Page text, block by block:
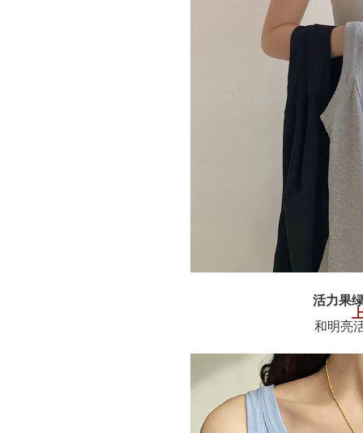
活力果
和明亮